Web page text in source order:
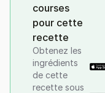
courses
pour cette
recette
Obtenez les
ingrédients
de cette
recette sous